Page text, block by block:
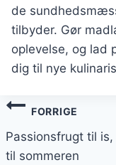
de
tilbyder. Gør
oplevelse, og lad
dig til nye
FORRIGE
Passionsfrugt til
til sommeren